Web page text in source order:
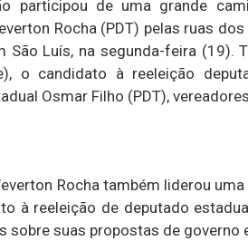
participou de uma grande
Rocha (PDT) pelas ruas
São Luís, na segunda-feira (19).
o candidato à reeleição
Osmar Filho (PDT),
Rocha também liderou
à reeleição de deputado
sobre suas propostas de governo